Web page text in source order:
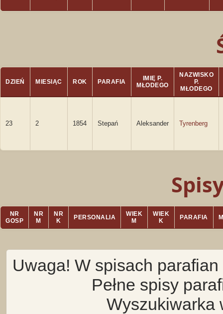
DZIEŃ MIESIĄC ROK PARAFIA
IMIĘ P.
MŁODEGO
NAZWISKO
P.
MŁODEGO
23 2 1854 Stepań Aleksander Tyrenberg
NR
GOSP
NR
M
NR
K
PERSONALIA
WIEK
M
WIEK
K
PARAFIA
Uwaga! W spisach
Pełne spisy
Wyszukiwarka